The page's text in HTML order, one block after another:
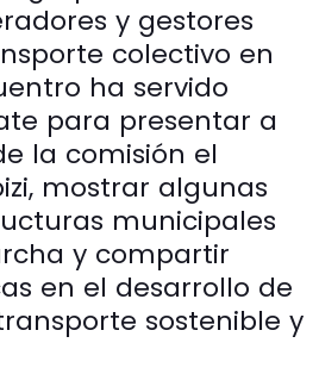
y gestores
colectivo en
ha servido
para presentar a
la comisión el
mostrar algunas
municipales
y compartir
en el desarrollo de
sostenible y